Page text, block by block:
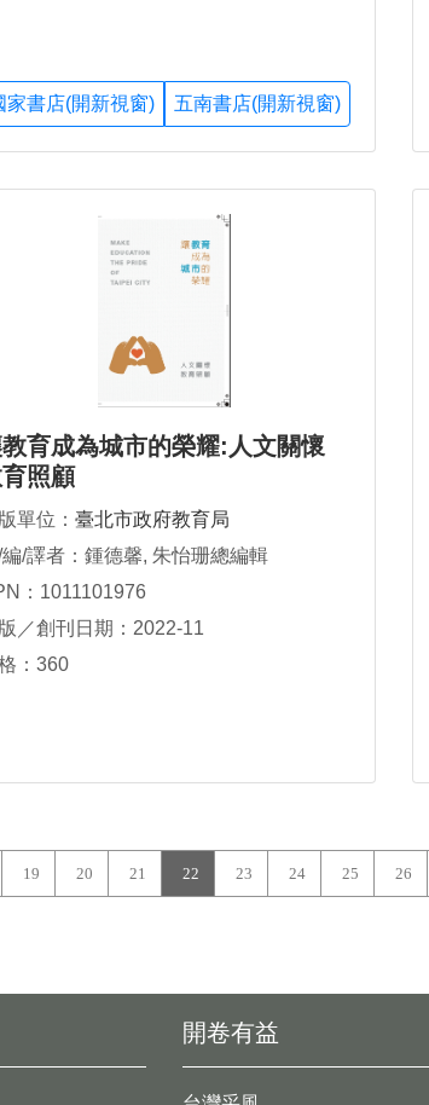
家書店(開新視窗) 五南書店(開新視窗)
育成為城市的榮耀:人文關懷
照顧
單位： 臺北市政府教育局
/譯者：鍾德馨, 朱怡珊總編輯
：1011101976
／創刊日期：2022-11
：360
19 20 21 22 23 24 25 26
開卷有益